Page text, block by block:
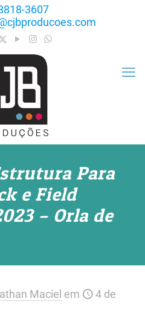
3607
Para
e Field
– Orla de
Maciel em
4 de